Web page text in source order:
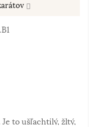
to ušľachtilý, žltý,